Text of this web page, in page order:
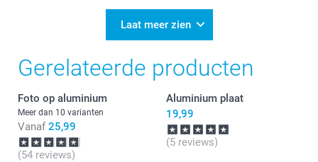
Bedankt voor je bericht.
Graag tot ziens bij smartphoto!
Laat meer zien
Gerelateerde producten
Foto op aluminium
Meer dan 10 varianten
Vanaf 25,99
(54 reviews)
Aluminium plaat
19,99
(5 reviews)